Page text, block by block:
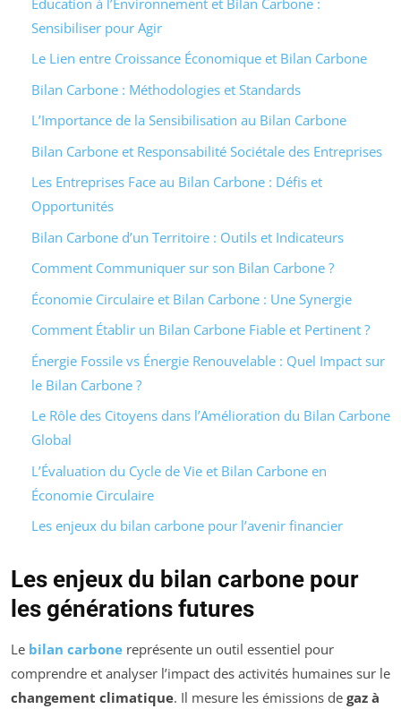
Sensibiliser pour Agir
Le Lien entre Croissance Économique et Bilan Carbone
Bilan Carbone : Méthodologies et Standards
L’Importance de la Sensibilisation au Bilan Carbone
Bilan Carbone et Responsabilité Sociétale des Entreprises
Les Entreprises Face au Bilan Carbone : Défis et
Opportunités
Bilan Carbone d’un Territoire : Outils et Indicateurs
Comment Communiquer sur son Bilan Carbone ?
Économie Circulaire et Bilan Carbone : Une Synergie
Comment Établir un Bilan Carbone Fiable et Pertinent ?
Énergie Fossile vs Énergie Renouvelable : Quel Impact sur
le Bilan Carbone ?
Le Rôle des Citoyens dans l’Amélioration du Bilan Carbone
Global
L’Évaluation du Cycle de Vie et Bilan Carbone en
Économie Circulaire
Les enjeux du bilan carbone pour l’avenir financier
Les enjeux du bilan carbone pour
les générations futures
Le bilan carbone représente un outil essentiel pour
comprendre et analyser l’impact des activités humaines sur le
changement climatique. Il mesure les émissions de gaz à